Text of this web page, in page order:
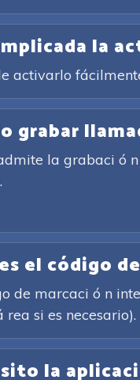
la
activarlo
grabar
la grabaci ó
el código
de marcaci ó n
rea si es necesario).
la